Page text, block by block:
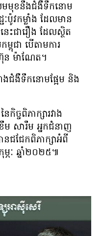
ឈម​មុខ​នឹង​ជំងឺ​ទឹកនោម
ប៉ូវ​កម្លាំង ដែល​មាន​
ះ​ជា​រឿង ​ដែល​ស្ថិត​
ពុជា បើ​តាម​ការ​
ន ម៉ាណែត។
ង​ជំងឺ​ទឹកនោមផ្អែម និង​
ច​ពិភាក្សា​រវាង​
សារឹម អ្នក​ជំនាញ​
ន​ជជែក​ពិភាក្សា​អំពី​
ភៈ ឆ្នាំ២០២៥៕